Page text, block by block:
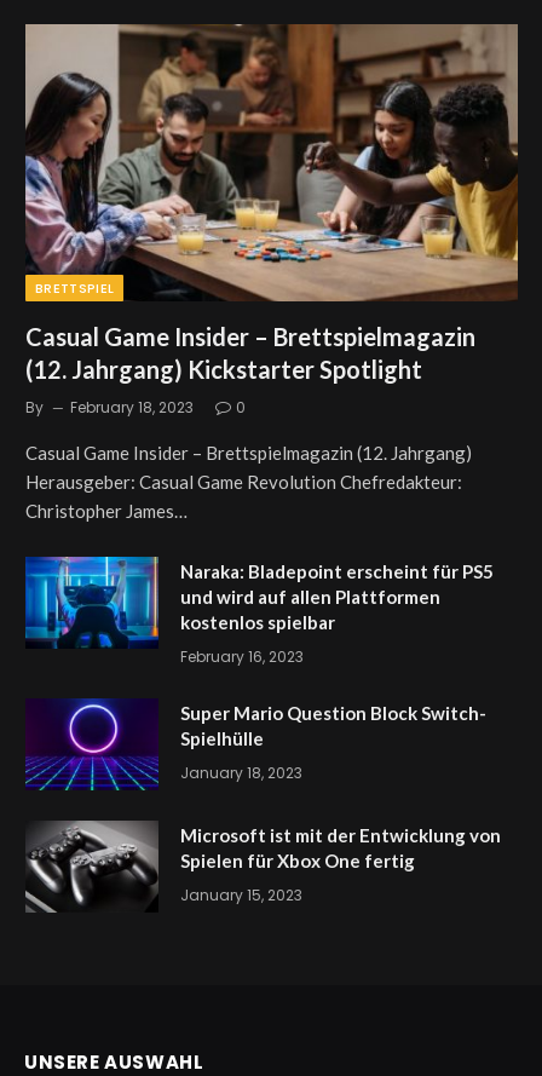
BRETTSPIEL
Casual Game Insider – Brettspielmagazin
(12. Jahrgang) Kickstarter Spotlight
By February 18, 2023 0
Casual Game Insider – Brettspielmagazin (12. Jahrgang)
Herausgeber: Casual Game Revolution Chefredakteur:
Christopher James…
Naraka: Bladepoint erscheint für PS5
und wird auf allen Plattformen
kostenlos spielbar
February 16, 2023
Super Mario Question Block Switch-
Spielhülle
January 18, 2023
Microsoft ist mit der Entwicklung von
Spielen für Xbox One fertig
January 15, 2023
UNSERE AUSWAHL